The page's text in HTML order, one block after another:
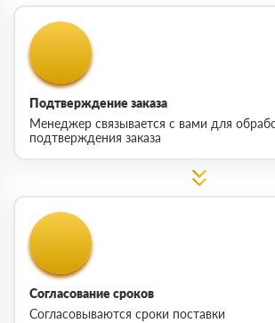
Подтверждение заказа
Менеджер связывается с вами для
подтверждения заказа
Согласование сроков
Согласовываются сроки поставки